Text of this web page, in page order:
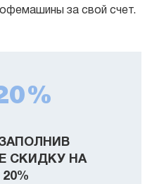
за свой счет.
СКИДКУ НА